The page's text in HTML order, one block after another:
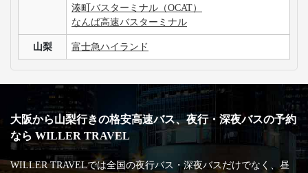
湊町バスターミナル（OCAT）
なんば高速バスターミナル
山梨 富士急ハイランド
大阪から山梨行きの格安高速バス、夜行・深夜バスの予約
なら WILLER TRAVEL
WILLER TRAVELでは全国の夜行バス・深夜バスだけでなく、昼